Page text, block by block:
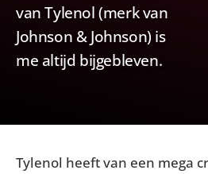
van Tylenol (merk van
Johnson & Johnson) is
me altijd bijgebleven.
Tylenol heeft van een mega